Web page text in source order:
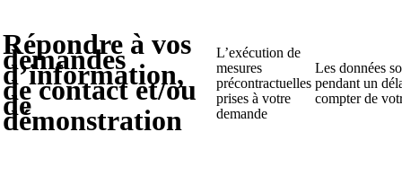
Répondre à vos
demandes
d’information,
de contact et/ou
de
démonstration
L’exécution de
mesures
précontractuelles
prises à votre
demande
Les données
pendant un
compter de